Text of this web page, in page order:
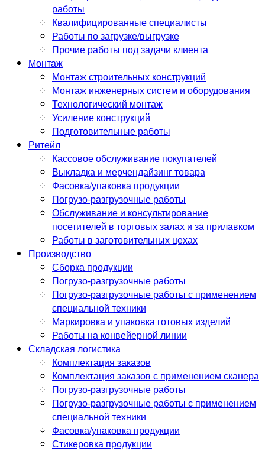
работы
Квалифицированные специалисты
Работы по загрузке/выгрузке
Прочие работы под задачи клиента
Монтаж
Монтаж строительных конструкций
Монтаж инженерных систем и оборудования
Технологический монтаж
Усиление конструкций
Подготовительные работы
Ритейл
Кассовое обслуживание покупателей
Выкладка и мерчендайзинг товара
Фасовка/упаковка продукции
Погрузо-разгрузочные работы
Обслуживание и консультирование
посетителей в торговых залах и за прилавком
Работы в заготовительных цехах
Производство
Сборка продукции
Погрузо-разгрузочные работы
Погрузо-разгрузочные работы с применением
специальной техники
Маркировка и упаковка готовых изделий
Работы на конвейерной линии
Складская логистика
Комплектация заказов
Комплектация заказов с применением сканера
Погрузо-разгрузочные работы
Погрузо-разгрузочные работы с применением
специальной техники
Фасовка/упаковка продукции
Стикеровка продукции